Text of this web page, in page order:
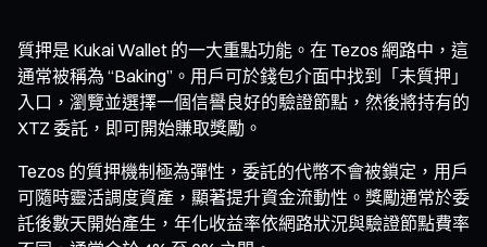
質押是 Kukai Wallet 的一大重點功能。在 Tezos 網路中，這
通常被稱為 “Baking”。用戶可於錢包介面中找到「未質押」
入口，瀏覽並選擇一個信譽良好的驗證節點，然後將持有的
XTZ 委託，即可開始賺取獎勵。
Tezos 的質押機制極為彈性，委託的代幣不會被鎖定，用戶
可隨時靈活調度資產，顯著提升資金流動性。獎勵通常於委
託後數天開始產生，年化收益率依網路狀況與驗證節點費率